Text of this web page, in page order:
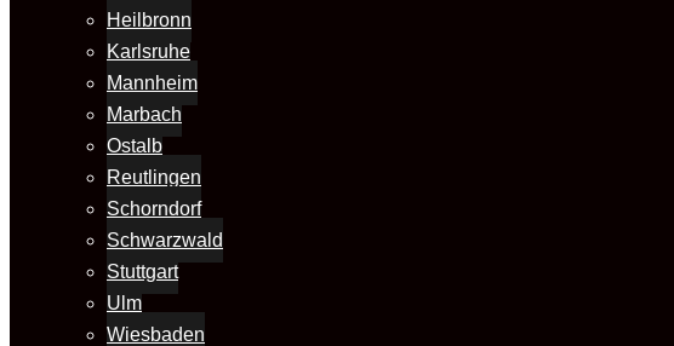
Heilbronn
Karlsruhe
Mannheim
Marbach
Ostalb
Reutlingen
Schorndorf
Schwarzwald
Stuttgart
Ulm
Wiesbaden